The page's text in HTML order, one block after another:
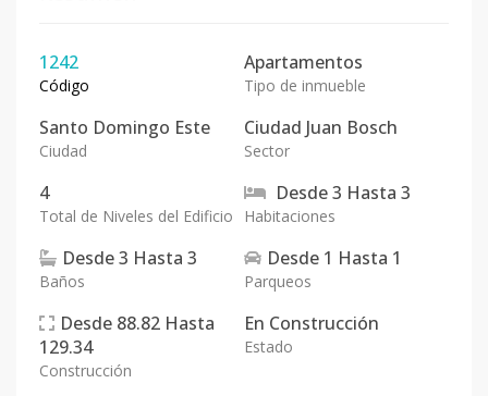
1242
Código
Apartamentos
Tipo de inmueble
Santo Domingo Este
Ciudad
Ciudad Juan Bosch
Sector
4
Total de Niveles del Edificio
Desde3 Hasta 3
Habitaciones
Desde3 Hasta 3
Baños
Desde 1 Hasta 1
Parqueos
Desde 88.82 Hasta
129.34
Construcción
En Construcción
Estado